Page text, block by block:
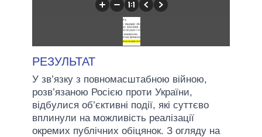
РЕЗУЛЬТАТ
У зв’язку з повномасштабною війною,
розв’язаною Росією проти України,
відбулися об’єктивні події, які суттєво
вплинули на можливість реалізації
окремих публічних обіцянок. З огляду на